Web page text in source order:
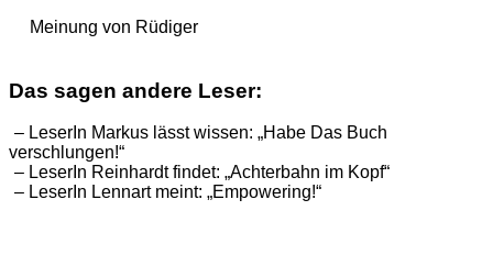
Meinung von Rüdiger
Das sagen andere Leser:
– LeserIn Markus lässt wissen: „Habe Das Buch
verschlungen!“
– LeserIn Reinhardt findet: „Achterbahn im Kopf“
– LeserIn Lennart meint: „Empowering!“